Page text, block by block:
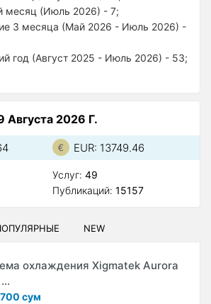
месяц (Июль 2026) - 7;
3 месяца (Май 2026 - Июль 2026) -
год (Август 2025 - Июль 2026) - 53;
Августа 2026 Г.
EUR: 13749.46
Услуг: 49
Публикаций: 15157
NEW
охлаждения Xigmatek Aurora
сум